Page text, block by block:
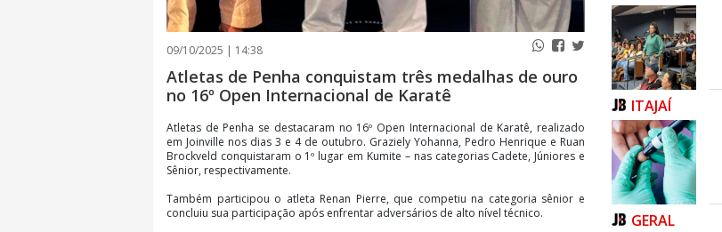
09/10/2025 | 14:38
Atletas de Penha conquistam três medalhas de ouro
no 16º Open Internacional de Karatê
Atletas de Penha se destacaram no 16º Open Internacional de Karatê, realizado
em Joinville nos dias 3 e 4 de outubro. Graziely Yohanna, Pedro Henrique e Ruan
Brockveld conquistaram o 1º lugar em Kumite – nas categorias Cadete, Júniores e
Sênior, respectivamente.
Também participou o atleta Renan Pierre, que competiu na categoria sênior e
concluiu sua participação após enfrentar adversários de alto nível técnico.
ITAJAÍ
GERAL